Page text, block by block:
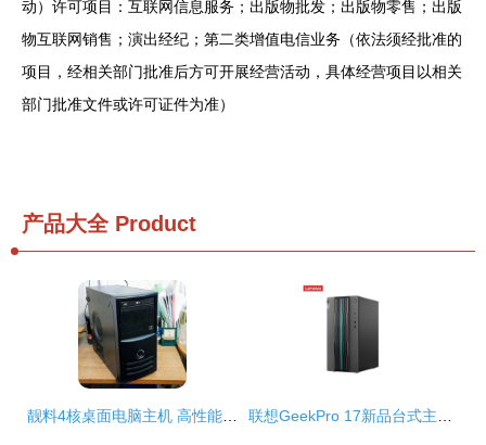
动）许可项目：互联网信息服务；出版物批发；出版物零售；出版
物互联网销售；演出经纪；第二类增值电信业务（依法须经批准的
项目，经相关部门批准后方可开展经营活动，具体经营项目以相关
部门批准文件或许可证件为准）
产品大全Product